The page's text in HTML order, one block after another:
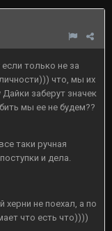
только не за
что, мы их
заберут значек
мы ее не будем??
таки ручная
и дела.
херни не поехал, а по
что есть что))))